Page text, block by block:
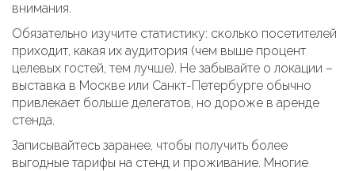
внимания.
Обязательно изучите статистику: сколько посетителей
приходит, какая их аудитория (чем выше процент
целевых гостей, тем лучше). Не забывайте о локации –
выставка в Москве или Санкт-Петербурге обычно
привлекает больше делегатов, но дороже в аренде
стенда.
Записывайтесь заранее, чтобы получить более
выгодные тарифы на стенд и проживание. Многие